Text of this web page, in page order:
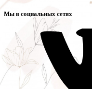
Мы в социальных сетях